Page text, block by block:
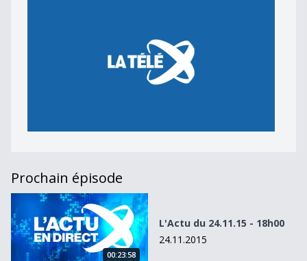
Prochain épisode
L&#039;Actu du 24.11.15 - 18h00
00:23:58
L'Actu du 24.11.15 - 18h00
24.11.2015